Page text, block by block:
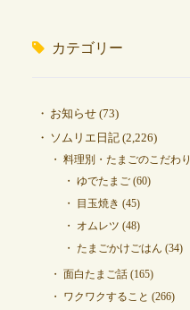
カテゴリー
お知らせ(73)
ソムリエ日記(2,226)
料理別・たまごのこだわり
ゆでたまご(60)
目玉焼き (45)
オムレツ (48)
たまごかけごはん (34)
面白たまご話(165)
ワクワクすること (266)